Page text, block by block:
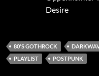
Desire
80'S GOTHROCK
PLAYLIST
POSTPUNK